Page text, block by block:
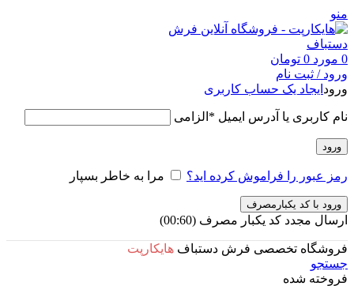
منو
0 مورد 0 تومان
ورود / ثبت نام
ورود ایجاد یک حساب کاربری
نام کاربری یا آدرس ایمیل * الزامی
ورود
رمز عبور را فراموش کرده اید؟ مرا به خاطر بسپار
ورود با کد یکبارمصرف
ارسال مجدد کد یکبار مصرف (00:
60
)
فروشگاه تخصصی فرش دستباف هایکارپت
جستجو
فروخته شده